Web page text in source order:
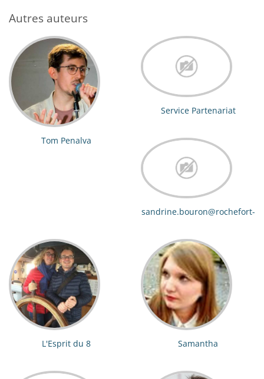
Autres auteurs
Tom Penalva
Service Partenariat
sandrine.bouron@rochefort-
L'Esprit du 8 Samantha